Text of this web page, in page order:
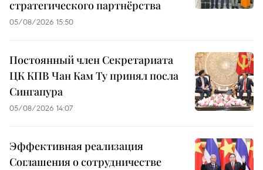
стратегического партнёрства
05/08/2026 15:50
Постоянный член Секретариата
ЦК КПВ Чан Кам Ту принял посла
Сингапура
05/08/2026 14:07
Эффективная реализация
Соглашения о сотрудничестве